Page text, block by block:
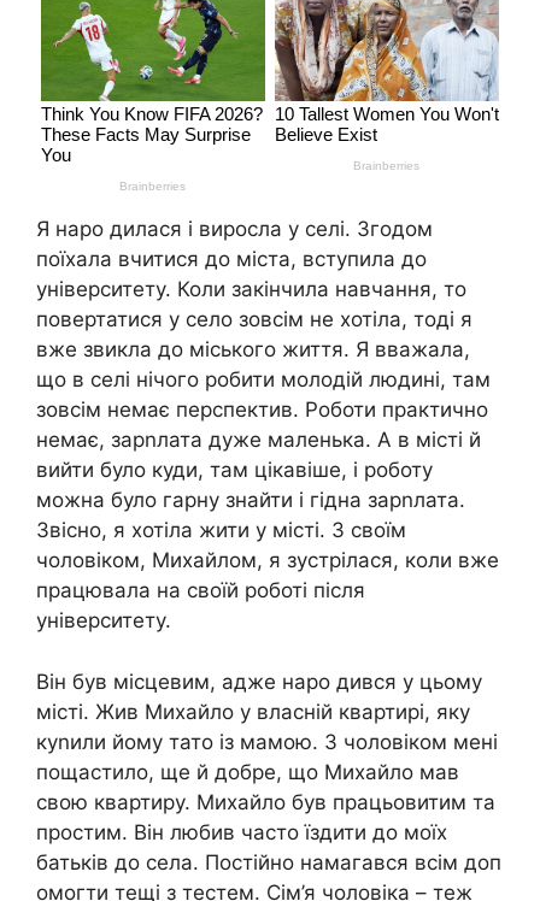
Я наро дилася і виросла у селі. Згодом
поїхала вчитися до міста, вступила до
університету. Коли закінчила навчання, то
повертатися у село зовсім не хотіла, тоді я
вже звикла до міського життя. Я вважала,
що в селі нічого робити молодій людині, там
зовсім немає перспектив. Роботи практично
немає, зарnлата дуже маленька. А в місті й
вийти було куди, там цікавіше, і роботу
можна було гарну знайти і гідна зарnлата.
Звісно, я хотіла жити у місті. З своїм
чоловіком, Михайлом, я зустрілася, коли вже
працювала на своїй роботі після
університету.
Він був місцевим, адже наро дився у цьому
місті. Жив Михайло у власній квартирі, яку
куnили йому тато із мамою. З чоловіком мені
пощастило, ще й добре, що Михайло мав
свою квартиру. Михайло був працьовитим та
простим. Він любив часто їздити до моїх
батьків до села. Постійно намагався всім доп
омогти тещі з тестем. Сім’я чоловіка – теж